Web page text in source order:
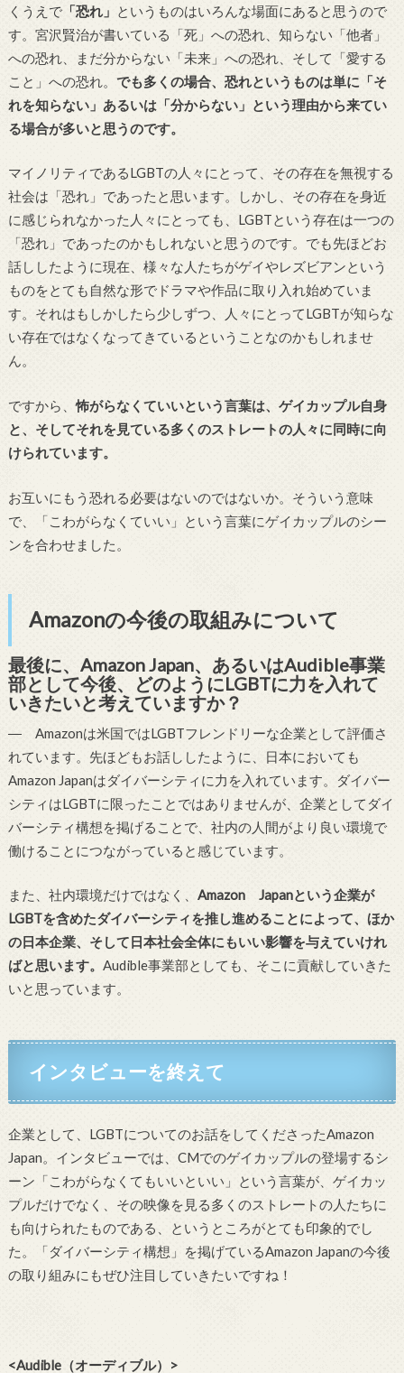
くうえで「恐れ」
というものはいろんな場面にあると思うので
す。宮沢賢治が書いている「死」への恐れ、知らない「他者」
への恐れ、まだ分からない「未来」への恐れ、そして「愛する
こと」への恐れ。 でも多くの場合、恐れというものは単に「そ
れを知らない」あるいは「分からない」という理由から来てい
る場合が多いと思うのです。
マイノリティであるLGBTの人々にとって、その存在を無視する
社会は「恐れ」であったと思います。しかし、その存在を身近
に感じられなかった人々にとっても、LGBTという存在は一つの
「恐れ」であったのかもしれないと思うのです。でも先ほどお
話ししたように現在、様々な人たちがゲイやレズビアンという
ものをとても自然な形でドラマや作品に取り入れ始めていま
す。それはもしかしたら少しずつ、人々にとってLGBTが知らな
い存在ではなくなってきているということなのかもしれませ
ん。
ですから、怖がらなくていいという言葉は、ゲイカップル自身
と、そしてそれを見ている多くのストレートの人々に同時に向
けられています。
お互いにもう恐れる必要はないのではないか。そういう意味
で、「こわがらなくていい」という言葉にゲイカップルのシー
ンを合わせました。
Amazonの今後の取組みについて
最後に、Amazon Japan、あるいはAudible事業
部として今後、どのようにLGBTに力を入れて
いきたいと考えていますか？
― Amazonは米国ではLGBTフレンドリーな企業として評価さ
れています。先ほどもお話ししたように、日本においても
Amazon Japanはダイバーシティに力を入れています。ダイバー
シティはLGBTに限ったことではありませんが、企業としてダイ
バーシティ構想を掲げることで、社内の人間がより良い環境で
働けることにつながっていると感じています。
また、社内環境だけではなく、 Amazon Japanという企業が
LGBTを含めたダイバーシティを推し進めることによって、ほか
の日本企業、そして日本社会全体にもいい影響を与えていけれ
ばと思います。 Audible事業部としても、そこに貢献していきた
いと思っています。
インタビューを終えて
企業として、LGBTについてのお話をしてくださったAmazon
Japan。インタビューでは、CMでのゲイカップルの登場するシ
ーン「こわがらなくてもいいといい」という言葉が、ゲイカッ
プルだけでなく、その映像を見る多くのストレートの人たちに
も向けられたものである、というところがとても印象的でし
た。「ダイバーシティ構想」を掲げているAmazon Japanの今後
の取り組みにもぜひ注目していきたいですね！
<Audible（オーディブル）>